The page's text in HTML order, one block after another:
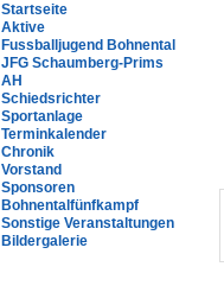
Startseite
Aktive
Fussballjugend Bohnental
JFG Schaumberg-Prims
AH
Schiedsrichter
Sportanlage
Terminkalender
Chronik
Vorstand
Sponsoren
Bohnentalfünfkampf
Sonstige Veranstaltungen
Bildergalerie